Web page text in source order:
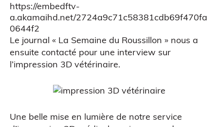
Figurine bobble head
https://embedftv-
a.akamaihd.net/2724a9c71c58381cdb69f470fa
0644f2
Le journal « La Semaine du Roussillon » nous a
ensuite contacté pour une interview sur
l’impression 3D vétérinaire.
Une belle mise en lumière de notre service